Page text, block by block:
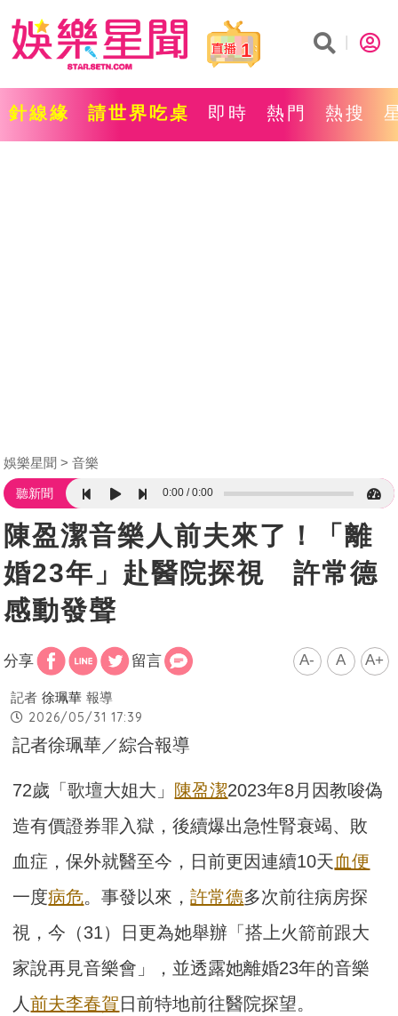
1
針線緣 請世界吃桌 即時 熱門 熱搜
娛樂星聞 音樂
聽新聞 0:00 0:00
陳盈潔音樂人前夫來了！「離
婚23年」赴醫院探視 許常德
感動發聲
分享 留言 A- A A+
記者 徐珮華 報導
2026/05/31 17:39
記者徐珮華／綜合報導
72歲「歌壇大姐大」 陳盈潔2023年8月因教唆偽
造有價證券罪入獄，後續爆出急性腎衰竭、敗
血症，保外就醫至今，日前更因連續10天血便
一度病危。事發以來，許常德多次前往病房探
視，今（31）日更為她舉辦「搭上火箭前跟大
家說再見音樂會」，並透露她離婚23年的音樂
人前夫李春賀 日前特地前往醫院探望。